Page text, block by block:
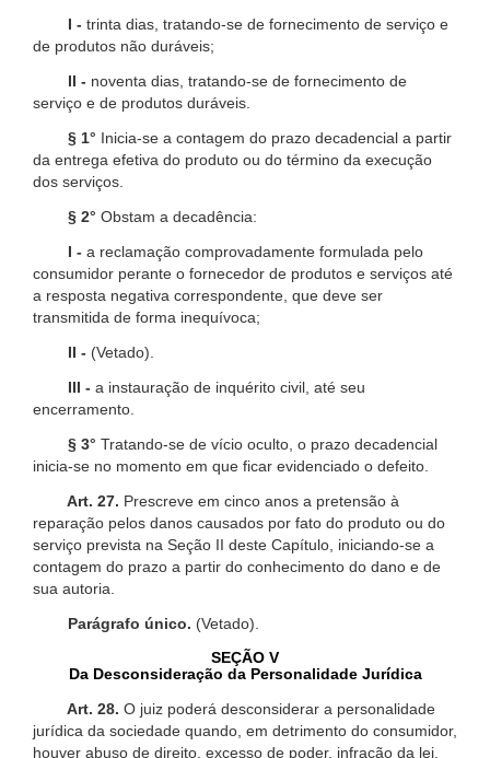
I - trinta dias, tratando-se de fornecimento de serviço e
de produtos não duráveis;
II - noventa dias, tratando-se de fornecimento de
serviço e de produtos duráveis.
§ 1° Inicia-se a contagem do prazo decadencial a partir
da entrega efetiva do produto ou do término da execução
dos serviços.
§ 2° Obstam a decadência:
I - a reclamação comprovadamente formulada pelo
consumidor perante o fornecedor de produtos e serviços até
a resposta negativa correspondente, que deve ser
transmitida de forma inequívoca;
II - (Vetado).
III - a instauração de inquérito civil, até seu
encerramento.
§ 3° Tratando-se de vício oculto, o prazo decadencial
inicia-se no momento em que ficar evidenciado o defeito.
Art. 27. Prescreve em cinco anos a pretensão à
reparação pelos danos causados por fato do produto ou do
serviço prevista na Seção II deste Capítulo, iniciando-se a
contagem do prazo a partir do conhecimento do dano e de
sua autoria.
Parágrafo único. (Vetado).
SEÇÃO V
Da Desconsideração da Personalidade Jurídica
Art. 28. O juiz poderá desconsiderar a personalidade
jurídica da sociedade quando, em detrimento do consumidor,
houver abuso de direito, excesso de poder, infração da lei,